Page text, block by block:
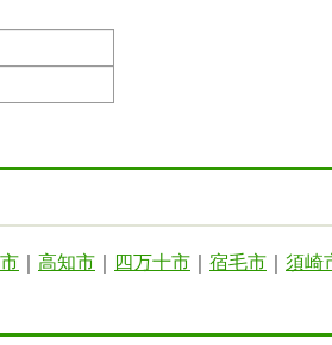
高知市 四万十市 宿毛市 須崎